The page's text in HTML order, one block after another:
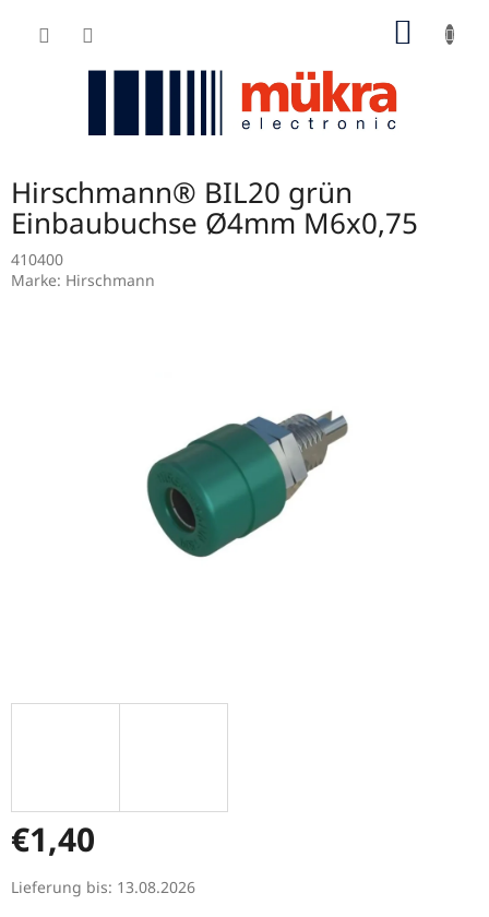
Inhalt
Hirschmann® BIL20 grün
Einbaubuchse Ø4mm M6x0,75
410400
Marke: Hirschmann
€1,40
Verkaufspreis:
Lieferung bis: 13.08.2026